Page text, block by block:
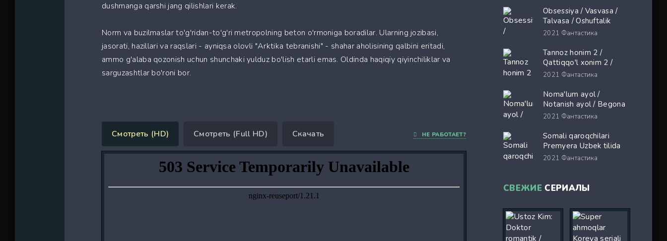
dushmanga qarshi jang qilishlari kerak.
Norm va buzilmaslar to'g'ridan-to'g'ri metropolning beton o'rmoniga boradilar. Ularning jozibasi,
jasorati, hazillari va raqslari - ayniqsa olovli "Arktika tebranishi" - shahar aholisining qalbini eritadi,
ammo g'alaba qozonish uchun shunchaki yulduz bo'lish etarli emas. Oldinda haqiqiy qiyinchiliklar va
sarguzashtlar bo'roni bor.
Смотреть (HD) Смотреть (Full HD) Скачать НЕ РАБОТАЕТ?
Obsessiya / Vasvasa /
Talvasa / Oshuftalik
Premyera Uzbek tilida
kino Full HD tas-ix
skachat
2021 Фантастика
Tannoz honim 2 /
Qattiqqo'l xonim 2 /
Shayton Prada kiyadi 2
O'zbekcha 2026 tarjima
kino Full HD tas-ix
skachat
2021 Фантастика
Noma'lum ayol /
Notanish ayol / Begona
ayol Ispaniya filmi Uzbek
tarjima kino Full HD tas-
ix skachat
2021 Фантастика
Somali qaroqchilari
Premyera Uzbek tilida
O'zbekcha 2017 tarjima
2021 Фантастика
СВЕЖИЕСЕРИАЛЫ